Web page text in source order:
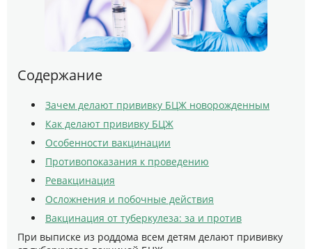
Содержание
Зачем делают прививку БЦЖ новорожденным
Как делают прививку БЦЖ
Особенности вакцинации
Противопоказания к проведению
Ревакцинация
Осложнения и побочные действия
Вакцинация от туберкулеза: за и против
При выписке из роддома всем детям делают прививку